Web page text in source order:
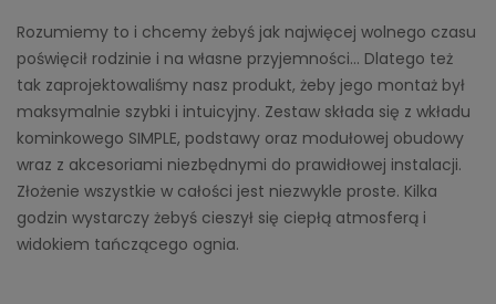
Rozumiemy to i chcemy żebyś jak najwięcej wolnego czasu
poświęcił rodzinie i na własne przyjemności… Dlatego też
tak zaprojektowaliśmy nasz produkt, żeby jego montaż był
maksymalnie szybki i intuicyjny. Zestaw składa się z wkładu
kominkowego SIMPLE, podstawy oraz modułowej obudowy
wraz z akcesoriami niezbędnymi do prawidłowej instalacji.
Złożenie wszystkie w całości jest niezwykle proste. Kilka
godzin wystarczy żebyś cieszył się ciepłą atmosferą i
widokiem tańczącego ognia.